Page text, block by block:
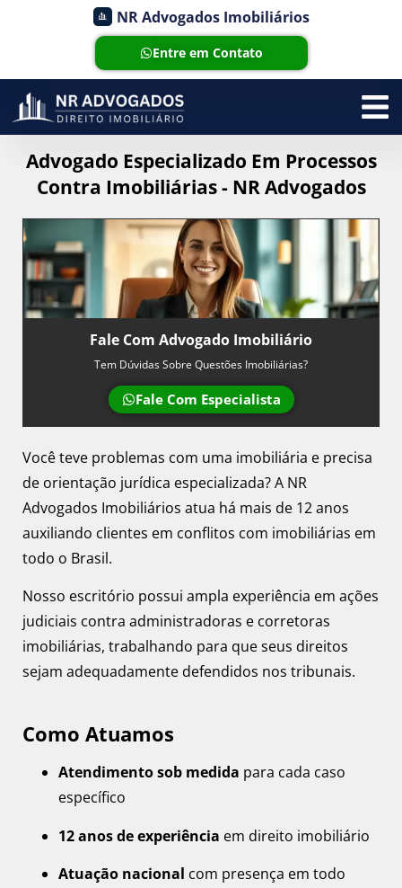
NR Advogados Imobiliários
Entre em Contato
Advogado Especializado Em Processos
Contra Imobiliárias - NR Advogados
Fale Com Advogado Imobiliário
Tem Dúvidas Sobre Questões Imobiliárias?
Fale Com Especialista
Você teve problemas com uma imobiliária e precisa
de orientação jurídica especializada? A NR
Advogados Imobiliários atua há mais de 12 anos
auxiliando clientes em conflitos com imobiliárias em
todo o Brasil.
Nosso escritório possui ampla experiência em ações
judiciais contra administradoras e corretoras
imobiliárias, trabalhando para que seus direitos
sejam adequadamente defendidos nos tribunais.
Como Atuamos
Atendimento sob medida para cada caso
específico
12 anos de experiência em direito imobiliário
Atuação nacional com presença em todo